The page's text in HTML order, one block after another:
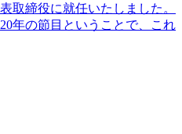
取締役に就任いたしました。
年の節目ということで、これ